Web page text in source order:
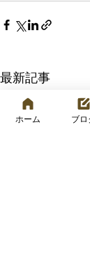
最新記事
ホーム ブロ